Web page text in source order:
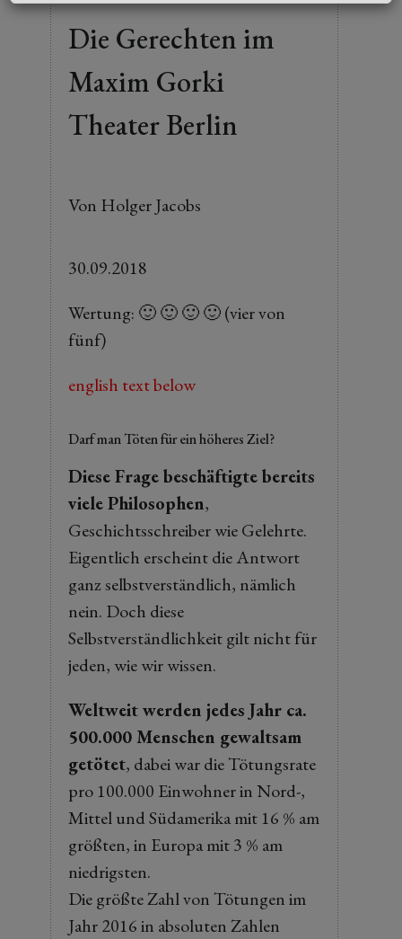
Die Gerechten im
Maxim Gorki
Theater Berlin
Von Holger Jacobs
30.09.2018
Wertung: 🙂 🙂 🙂 🙂 (vier von
fünf)
english text below
Darf man Töten für ein höheres Ziel?
Diese Frage beschäftigte bereits
viele Philosophen,
Geschichtsschreiber wie Gelehrte.
Eigentlich erscheint die Antwort
ganz selbstverständlich, nämlich
nein. Doch diese
Selbstverständlichkeit gilt nicht für
jeden, wie wir wissen.
Weltweit werden jedes Jahr ca.
500.000 Menschen gewaltsam
getötet, dabei war die Tötungsrate
pro 100.000 Einwohner in Nord-,
Mittel und Südamerika mit 16 % am
größten, in Europa mit 3 % am
niedrigsten.
Die größte Zahl von Tötungen im
Jahr 2016 in absoluten Zahlen